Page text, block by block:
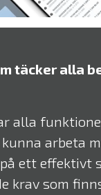
täcker alla
alla
arbeta
ett effektivt
krav som